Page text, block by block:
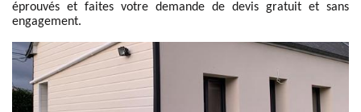
éprouvés et faites votre demande de devis gratuit et sans
engagement.